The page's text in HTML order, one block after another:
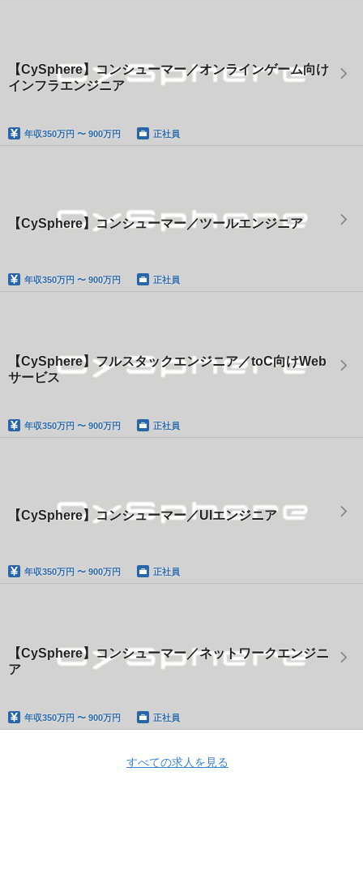
【CySphere】コンシューマー／オンラインゲーム向け
インフラエンジニア
年収350万円 〜 900万円 正社員
【CySphere】コンシューマー／ツールエンジニア
年収350万円 〜 900万円 正社員
【CySphere】フルスタックエンジニア／toC向けWeb
サービス
年収350万円 〜 900万円 正社員
【CySphere】コンシューマー／UIエンジニア
年収350万円 〜 900万円 正社員
【CySphere】コンシューマー／ネットワークエンジニ
ア
年収350万円 〜 900万円 正社員
すべての求人を見る